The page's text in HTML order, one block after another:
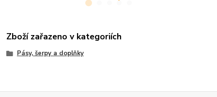
Zboží zařazeno v kategoriích
Pásy, šerpy a doplňky